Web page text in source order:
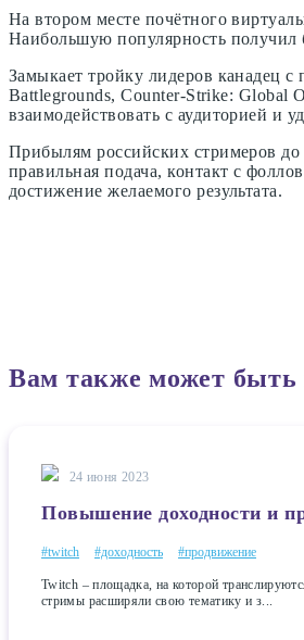
На втором месте почётного
Наибольшую популярность получил
Замыкает тройку лидеров канадец
Battlegrounds, Counter-Strike: Global
взаимодействовать с аудиторией и
Прибылям российских стримеров до
правильная подача, контакт с
достижение желаемого результата.
Вам также может быть
24 июня 2023
Повышение доходности и
#twitch #доходность #продвижение
Twitch – площадка, на которой
стримы расширяли свою тематику и з...